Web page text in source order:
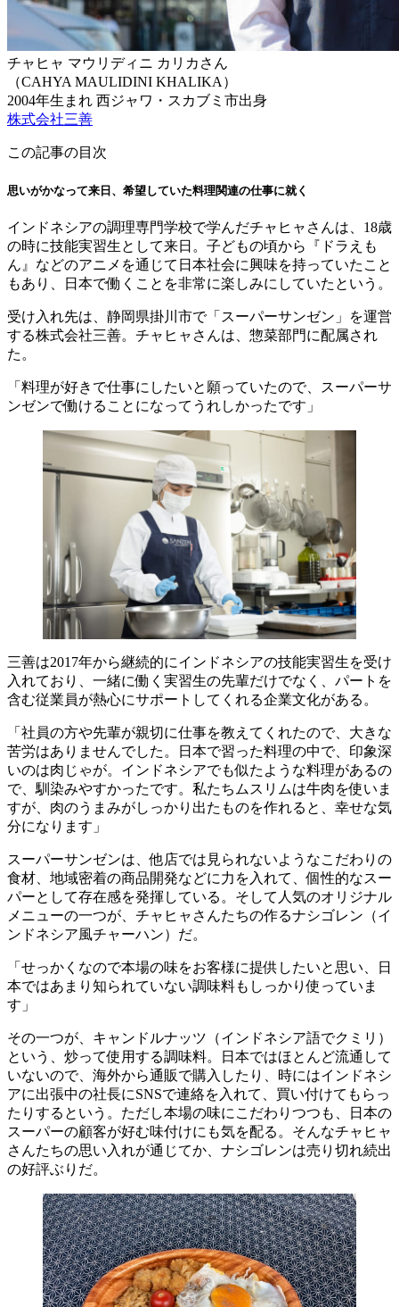
チャヒャ マウリディニ カリカさん
（CAHYA MAULIDINI KHALIKA）
2004年生まれ 西ジャワ・スカブミ市出身
株式会社三善
この記事の目次
思いがかなって来日、希望していた料理関連の仕事に就く
インドネシアの調理専門学校で学んだチャヒャさんは、18歳
の時に技能実習生として来日。子どもの頃から『ドラえも
ん』などのアニメを通じて日本社会に興味を持っていたこと
もあり、日本で働くことを非常に楽しみにしていたという。
受け入れ先は、静岡県掛川市で「スーパーサンゼン」を運営
する株式会社三善。チャヒャさんは、惣菜部門に配属され
た。
「料理が好きで仕事にしたいと願っていたので、スーパーサ
ンゼンで働けることになってうれしかったです」
三善は2017年から継続的にインドネシアの技能実習生を受け
入れており、一緒に働く実習生の先輩だけでなく、パートを
含む従業員が熱心にサポートしてくれる企業文化がある。
「社員の方や先輩が親切に仕事を教えてくれたので、大きな
苦労はありませんでした。日本で習った料理の中で、印象深
いのは肉じゃが。インドネシアでも似たような料理があるの
で、馴染みやすかったです。私たちムスリムは牛肉を使いま
すが、肉のうまみがしっかり出たものを作れると、幸せな気
分になります」
スーパーサンゼンは、他店では見られないようなこだわりの
食材、地域密着の商品開発などに力を入れて、個性的なスー
パーとして存在感を発揮している。そして人気のオリジナル
メニューの一つが、チャヒャさんたちの作るナシゴレン（イ
ンドネシア風チャーハン）だ。
「せっかくなので本場の味をお客様に提供したいと思い、日
本ではあまり知られていない調味料もしっかり使っていま
す」
その一つが、キャンドルナッツ（インドネシア語でクミリ）
という、炒って使用する調味料。日本ではほとんど流通して
いないので、海外から通販で購入したり、時にはインドネシ
アに出張中の社長にSNSで連絡を入れて、買い付けてもらっ
たりするという。ただし本場の味にこだわりつつも、日本の
スーパーの顧客が好む味付けにも気を配る。そんなチャヒャ
さんたちの思い入れが通じてか、ナシゴレンは売り切れ続出
の好評ぶりだ。